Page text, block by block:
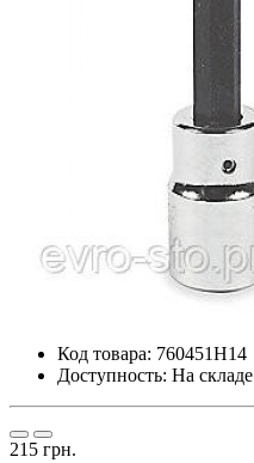
Код товара: 760451H14
Доступность: На складе
215 грн.